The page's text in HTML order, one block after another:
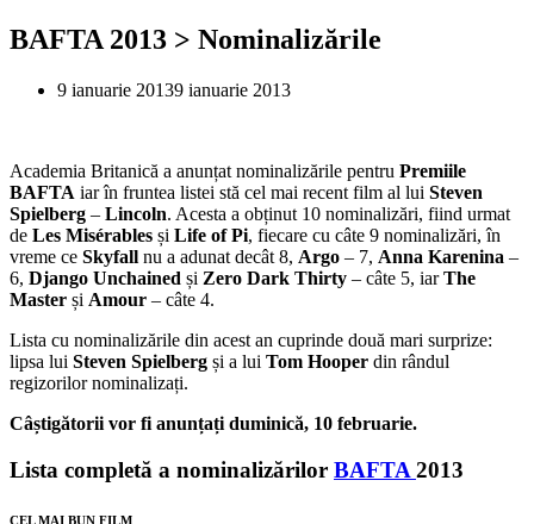
BAFTA 2013 > Nominalizările
9 ianuarie 20139 ianuarie 2013
Academia Britanică a anunțat nominalizările pentru Premiile
BAFTA iar în fruntea listei stă cel mai recent film al lui Steven
Spielberg – Lincoln. Acesta a obținut 10 nominalizări, fiind urmat
de Les Misérables și Life of Pi, fiecare cu câte 9 nominalizări, în
vreme ce Skyfall nu a adunat decât 8, Argo – 7, Anna Karenina –
6, Django Unchained și Zero Dark Thirty – câte 5, iarThe
Master și Amour – câte 4.
Lista cu nominalizările din acest an cuprinde două mari surprize:
lipsa lui Steven Spielberg și a lui Tom Hooper din rândul
regizorilor nominalizați.
Câștigătorii vor fi anunțați duminică, 10 februarie.
Lista completă a nominalizărilor BAFTA 2013
CEL MAI BUN FILM